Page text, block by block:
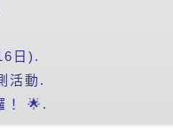
日).
活動.
！ 🌟.